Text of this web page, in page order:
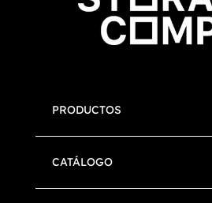
PRODUCTOS
CATÁLOGO